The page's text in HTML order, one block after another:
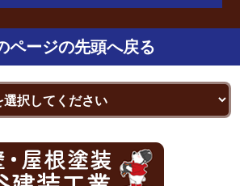
ページの先頭へ戻る